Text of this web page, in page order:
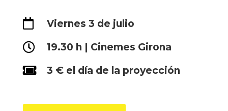
 Viernes 3 de julio
 19.30 h | Cinemes Girona
 3 € el día de la proyección